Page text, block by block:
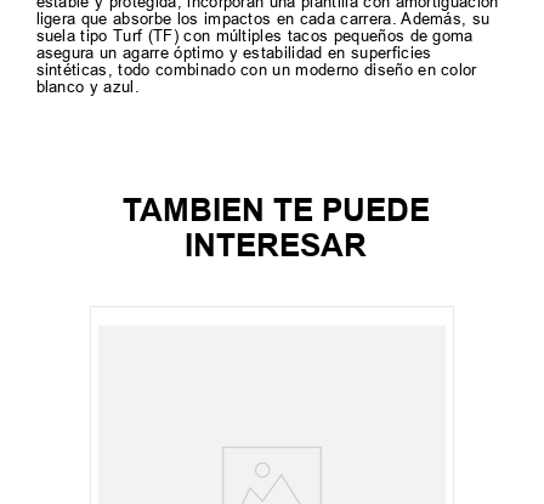
ligera que absorbe los impactos en cada carrera. Además, su
suela tipo Turf (TF) con múltiples tacos pequeños de goma
asegura un agarre óptimo y estabilidad en superficies
sintéticas, todo combinado con un moderno diseño en color
blanco y azul.
TAMBIEN TE PUEDE
INTERESAR